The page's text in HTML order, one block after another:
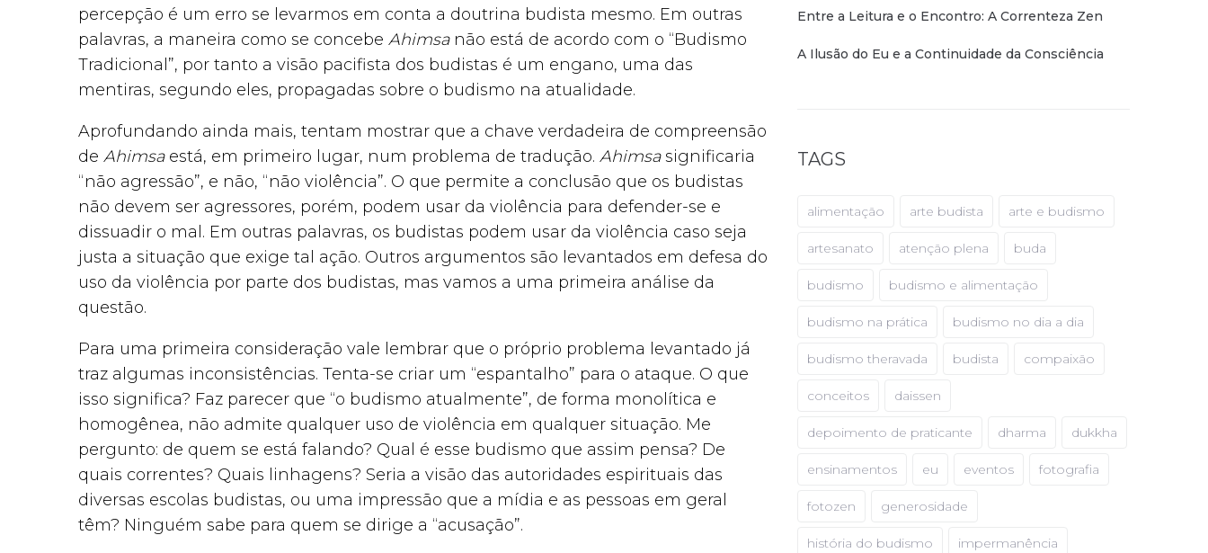
percepção é um erro se levarmos em conta a doutrina budista mesmo. Em outras
palavras, a maneira como se concebe Ahimsanão está de acordo com o “Budismo
Tradicional”, por tanto a visão pacifista dos budistas é um engano, uma das
mentiras, segundo eles, propagadas sobre o budismo na atualidade.
Aprofundando ainda mais, tentam mostrar que a chave verdadeira de compreensão
de Ahimsaestá, em primeiro lugar, num problema de tradução. Ahimsasignificaria
“não agressão”, e não, “não violência”. O que permite a conclusão que os budistas
não devem ser agressores, porém, podem usar da violência para defender-se e
dissuadir o mal. Em outras palavras, os budistas podem usar da violência caso seja
justa a situação que exige tal ação. Outros argumentos são levantados em defesa do
uso da violência por parte dos budistas, mas vamos a uma primeira análise da
questão.
Para uma primeira consideração vale lembrar que o próprio problema levantado já
traz algumas inconsistências. Tenta-se criar um “espantalho” para o ataque. O que
isso significa? Faz parecer que “o budismo atualmente”, de forma monolítica e
homogênea, não admite qualquer uso de violência em qualquer situação. Me
pergunto: de quem se está falando? Qual é esse budismo que assim pensa? De
quais correntes? Quais linhagens? Seria a visão das autoridades espirituais das
diversas escolas budistas, ou uma impressão que a mídia e as pessoas em geral
têm? Ninguém sabe para quem se dirige a “acusação”.
Entre a Leitura e o Encontro: A Correnteza Zen
A Ilusão do Eu e a Continuidade da Consciência
TAGS
alimentação arte budista arte e budismo
artesanato atenção plena buda
budismo budismo e alimentação
budismo na prática budismo no dia a dia
budismo theravada budista compaixão
conceitos daissen
depoimento de praticante dharma dukkha
ensinamentos eu eventos fotografia
fotozen generosidade
história do budismo impermanência